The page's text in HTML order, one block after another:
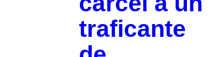
traficante